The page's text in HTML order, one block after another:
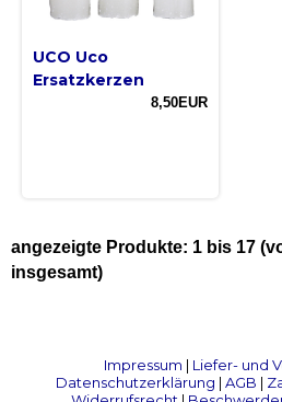
UCO Uco
Ersatzkerzen
8,50EUR
angezeigte Produkte: 1 bis 17
insgesamt)
Impressum | Liefer- und
Datenschutzerklärung | AGB |